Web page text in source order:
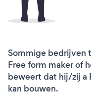
Sommige bedrijven
Free form maker of
beweert dat hij/zij a
kan bouwen.